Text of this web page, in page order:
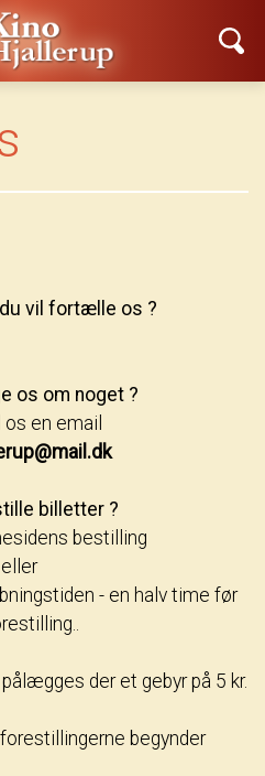
vil fortælle os ?
os om noget ?
en email
billetter ?
bestilling
eller
- en halv time før
der et gebyr på 5 kr.
begynder